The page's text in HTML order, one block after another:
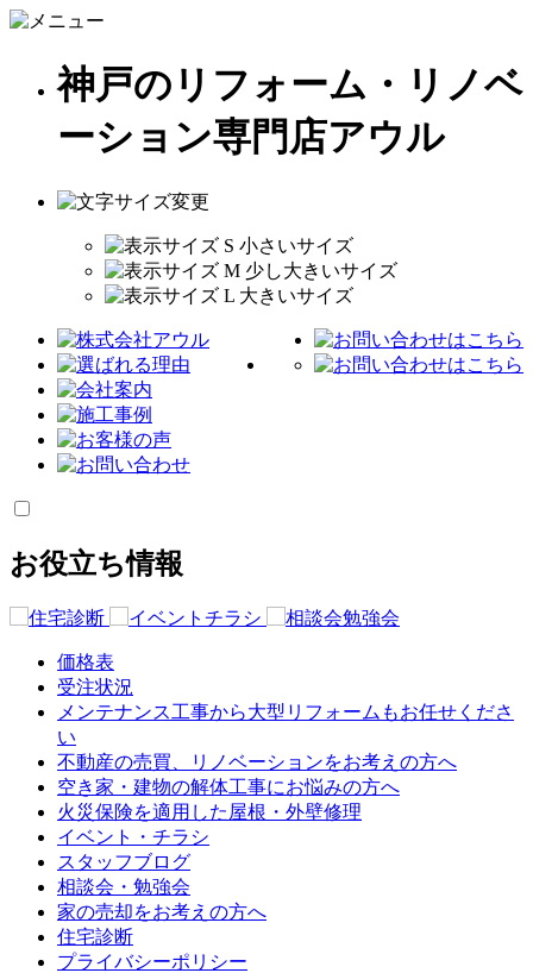
神戸のリフォーム・リノベ
ーション専門店アウル
お役立ち情報
価格表
受注状況
メンテナンス工事から大型リフォームもお任せくださ
い
不動産の売買、リノベーションをお考えの方へ
空き家・建物の解体工事にお悩みの方へ
火災保険を適用した屋根・外壁修理
イベント・チラシ
スタッフブログ
相談会・勉強会
家の売却をお考えの方へ
住宅診断
プライバシーポリシー